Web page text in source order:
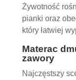
Żywotność
pianki oraz
który łatwiej
Materac
zawory
Najczęstszy